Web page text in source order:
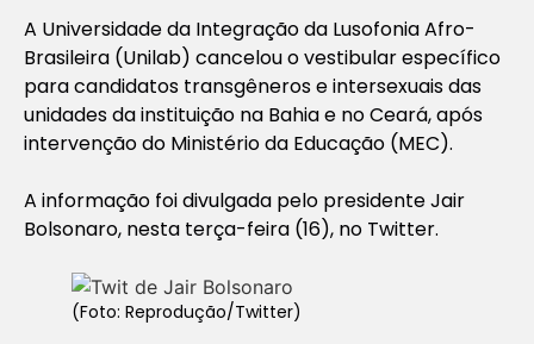
A Universidade da Integração da Lusofonia Afro-
Brasileira (Unilab) cancelou o vestibular específico
para candidatos transgêneros e intersexuais das
unidades da instituição na Bahia e no Ceará, após
intervenção do Ministério da Educação (MEC).
A informação foi divulgada pelo presidente Jair
Bolsonaro, nesta terça-feira (16), no Twitter.
(Foto: Reprodução/Twitter)